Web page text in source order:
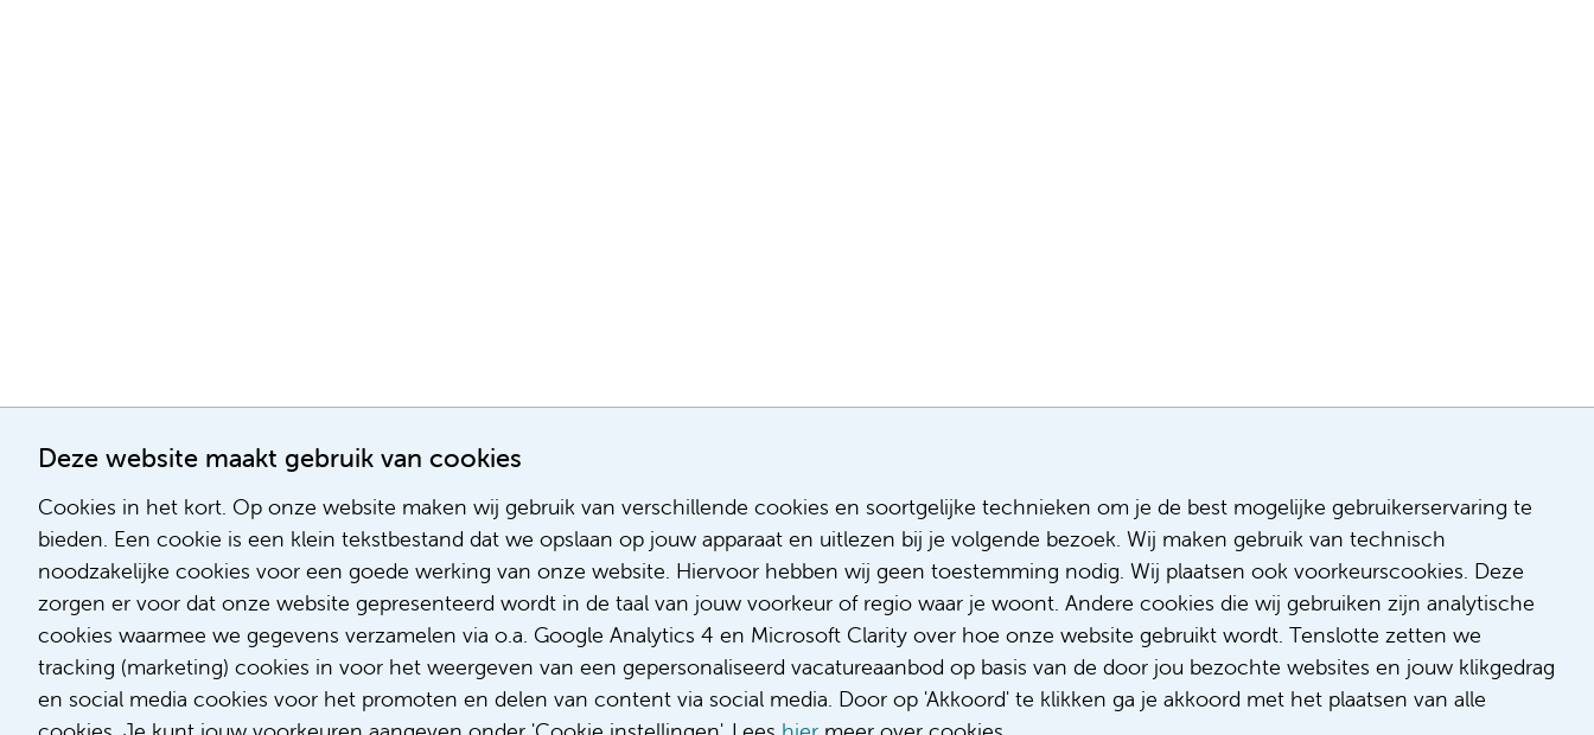
Deze website maakt gebruik van cookies
Cookies in het kort. Op onze website maken wij gebruik van verschillende cookies en soortgelijke technieken om je de best mogelijke gebruikerservaring te
bieden. Een cookie is een klein tekstbestand dat we opslaan op jouw apparaat en uitlezen bij je volgende bezoek. Wij maken gebruik van technisch
noodzakelijke cookies voor een goede werking van onze website. Hiervoor hebben wij geen toestemming nodig. Wij plaatsen ook voorkeurscookies. Deze
zorgen er voor dat onze website gepresenteerd wordt in de taal van jouw voorkeur of regio waar je woont. Andere cookies die wij gebruiken zijn analytische
cookies waarmee we gegevens verzamelen via o.a. Google Analytics 4 en Microsoft Clarity over hoe onze website gebruikt wordt. Tenslotte zetten we
tracking (marketing) cookies in voor het weergeven van een gepersonaliseerd vacatureaanbod op basis van de door jou bezochte websites en jouw klikgedrag
en social media cookies voor het promoten en delen van content via social media. Door op 'Akkoord' te klikken ga je akkoord met het plaatsen van alle
Meest recente vacatures
Assistent infectiepreventie
Facilitair Coördinator
Adviseur (patiënten)voeding met een
focus op duurzame voeding
Fellow abdominale radiologie
Meer
Solliciteren
Over ons
Diversiteit & inclusie
Gedragscode
Klacht/feedback
Compliment/suggestie